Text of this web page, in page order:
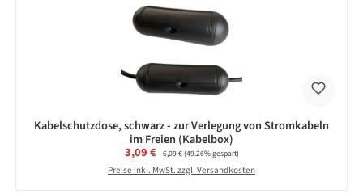
Kabelschutzdose, schwarz - zur Verlegung von Stromkabeln
im Freien (Kabelbox)
Verkaufspreis:
3,09 € Regulärer Preis:
6,09 €(49.26% gespart)
Preise inkl. MwSt. zzgl. Versandkosten